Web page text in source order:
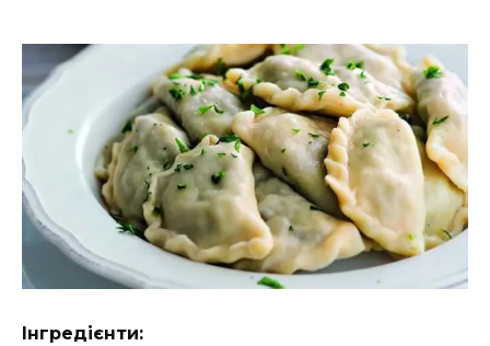
Інгредієнти: